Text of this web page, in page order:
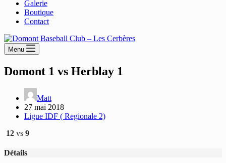
Galerie
Boutique
Contact
Menu
Domont 1 vs Herblay 1
Matt
27 mai 2018
Ligue IDF ( Regionale 2)
12 vs 9
Détails